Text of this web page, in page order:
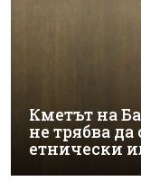
Кметът на
не трябва да
етнически